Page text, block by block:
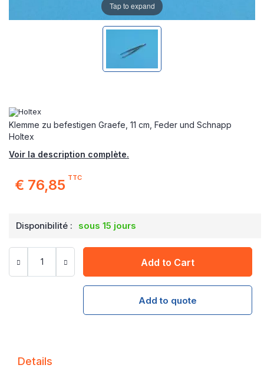
Klemme zu befestigen Graefe, 11 cm, Feder und Schnapp
Holtex
Voir la description complète.
€ 76,85 TTC
Disponibilité : sous 15 jours
Add to Cart
Add to quote
Tap to expand
Details